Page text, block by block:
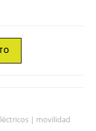
| movilidad